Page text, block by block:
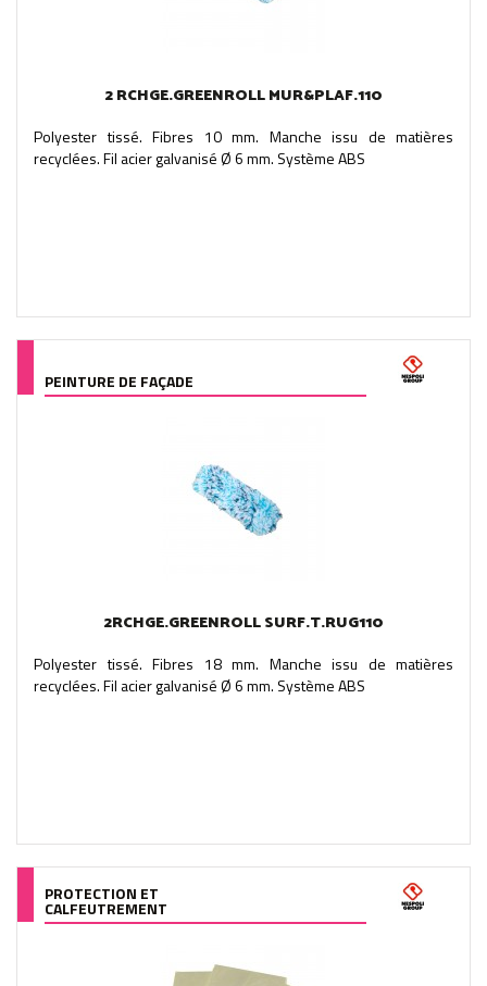
2 RCHGE.GREENROLL MUR&PLAF.110
Polyester tissé. Fibres 10 mm. Manche issu de matières
recyclées. Fil acier galvanisé Ø 6 mm. Système ABS
PEINTURE DE FAÇADE
2RCHGE.GREENROLL SURF.T.RUG110
Polyester tissé. Fibres 18 mm. Manche issu de matières
recyclées. Fil acier galvanisé Ø 6 mm. Système ABS
PROTECTION ET
CALFEUTREMENT